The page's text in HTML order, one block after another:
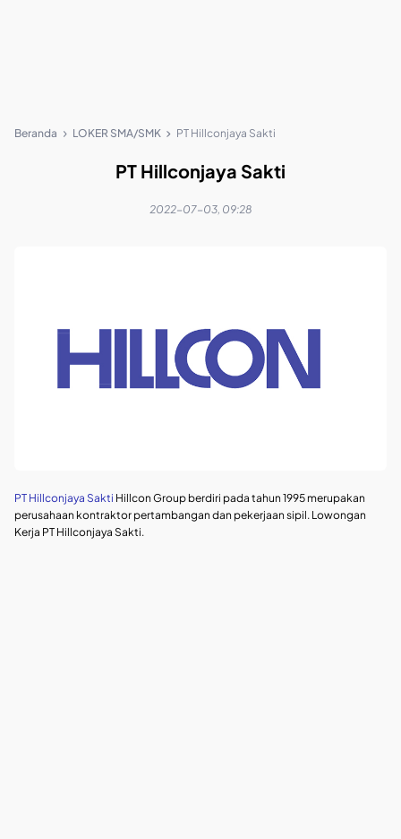
Beranda LOKER SMA/SMK PT Hillconjaya Sakti
PT Hillconjaya Sakti
2022-07-03, 09:28
PT Hillconjaya Sakti Hillcon Group berdiri pada tahun 1995 merupakan
perusahaan kontraktor pertambangan dan pekerjaan sipil. Lowongan
Kerja PT Hillconjaya Sakti.